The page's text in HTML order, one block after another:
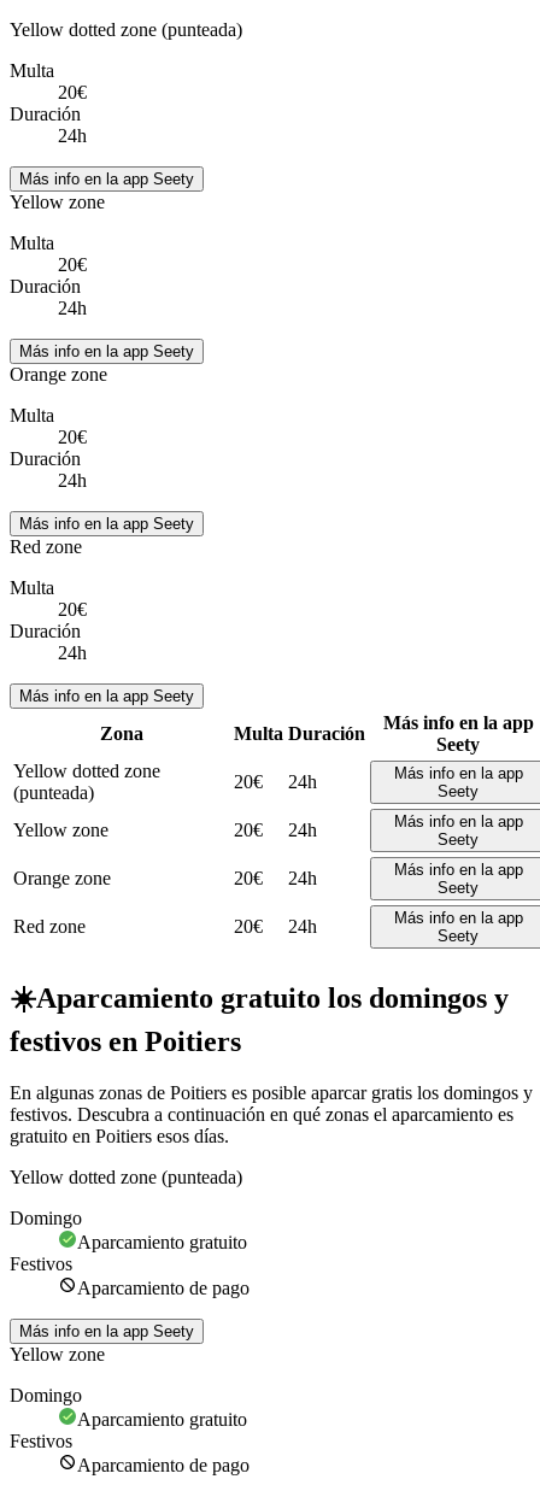
Yellow dotted zone (punteada)
Multa
20€
Duración
24h
Más info en la app Seety
Yellow zone
Multa
20€
Duración
24h
Más info en la app Seety
Orange zone
Multa
20€
Duración
24h
Más info en la app Seety
Red zone
Multa
20€
Duración
24h
Más info en la app Seety
Zona Multa Duración
Más info en la app
Seety
Yellow dotted zone
(punteada)
20€ 24h
Más info en la app
Seety
Yellow zone 20€ 24h
Más info en la app
Seety
Orange zone 20€ 24h
Más info en la app
Seety
Red zone 20€ 24h
Más info en la app
Seety
☀️Aparcamiento gratuito los domingos y
festivos en Poitiers
En algunas zonas de Poitiers es posible aparcar gratis los domingos y
festivos. Descubra a continuación en qué zonas el aparcamiento es
gratuito en Poitiers esos días.
Yellow dotted zone (punteada)
Domingo
Aparcamiento gratuito
Festivos
Aparcamiento de pago
Más info en la app Seety
Yellow zone
Domingo
Aparcamiento gratuito
Festivos
Aparcamiento de pago